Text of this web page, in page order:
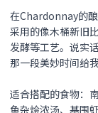
在Chardonnay的酿
采用的像木桶新旧
发酵等工艺。说实
那一段美妙时间给
适合搭配的食物：
鱼杂烩浓汤、基围